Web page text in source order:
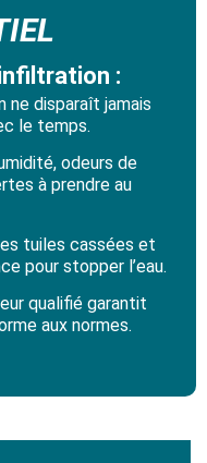
:
ne disparaît jamais
le temps.
odeurs de
à prendre au
tuiles cassées et
pour stopper l’eau.
qualifié garantit
aux normes.